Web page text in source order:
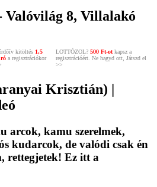
8, Villalakó
kitöltés 1,5
a regisztrációkor
LOTTÓZOL? 500 Ft-otkapsz a
regisztrációért. Ne hagyd ott, Játszd el
>>
Krisztián) |
arcok, kamu szerelmek,
kudarcok, de valódi csak én
rettegjetek! Ez itt a